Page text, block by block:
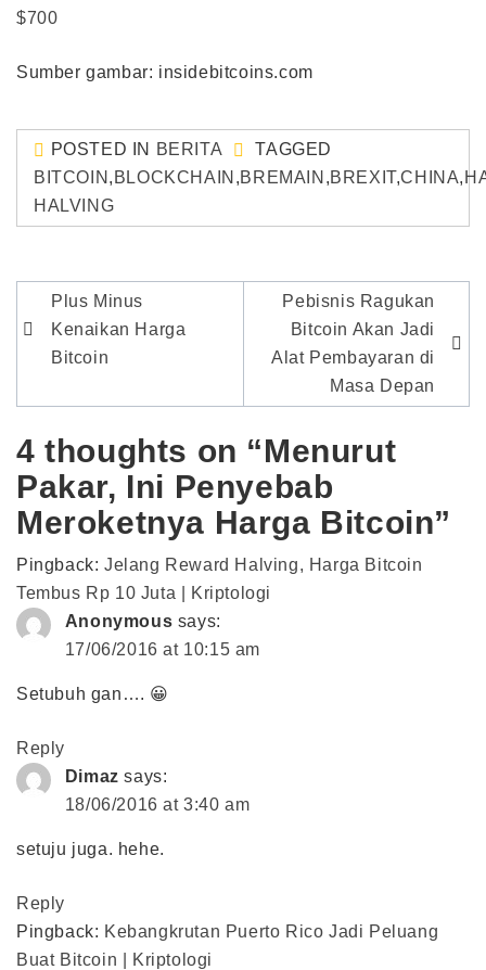
$700
Sumber gambar: insidebitcoins.com
POSTED IN BERITA
TAGGED
BITCOIN , BLOCKCHAIN ,BREMAIN ,BREXIT,CHINA,
HALVING
Post
navigation
Plus Minus
Kenaikan Harga
Bitcoin
Pebisnis Ragukan
Bitcoin Akan Jadi
Alat Pembayaran di
Masa Depan
4 thoughts on “Menurut
Pakar, Ini Penyebab
Meroketnya Harga Bitcoin”
Pingback: Jelang Reward Halving, Harga Bitcoin
Tembus Rp 10 Juta | Kriptologi
Anonymous says:
17/06/2016 at 10:15 am
Setubuh gan…. 😀
Reply
Dimaz says:
18/06/2016 at 3:40 am
setuju juga. hehe.
Reply
Pingback: Kebangkrutan Puerto Rico Jadi Peluang
Buat Bitcoin | Kriptologi